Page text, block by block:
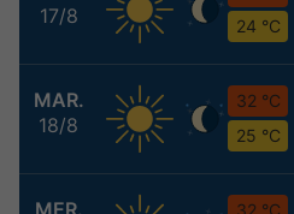
17/8
24 °C
MAR.
18/8
32 °C
25 °C
32 °C